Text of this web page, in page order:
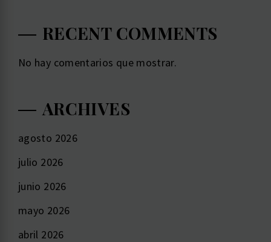
RECENT COMMENTS
No hay comentarios que mostrar.
ARCHIVES
agosto 2026
julio 2026
junio 2026
mayo 2026
abril 2026